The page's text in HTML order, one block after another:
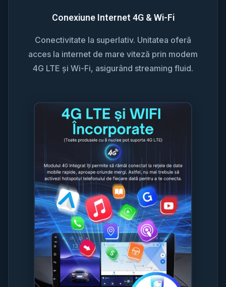
Conexiune Internet 4G & Wi-Fi
Conectivitate la superlativ. Unitatea oferă
acces la internet de mare viteză prin modem
4G LTE și Wi-Fi, asigurând streaming fluid.